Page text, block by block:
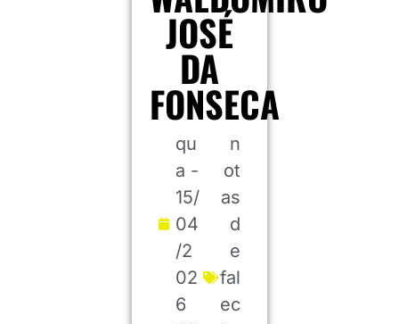
JOSÉ
DA
FONSECA
qu
a -
15/
04
/2
02
6
n
ot
as
d
e
fal
ec